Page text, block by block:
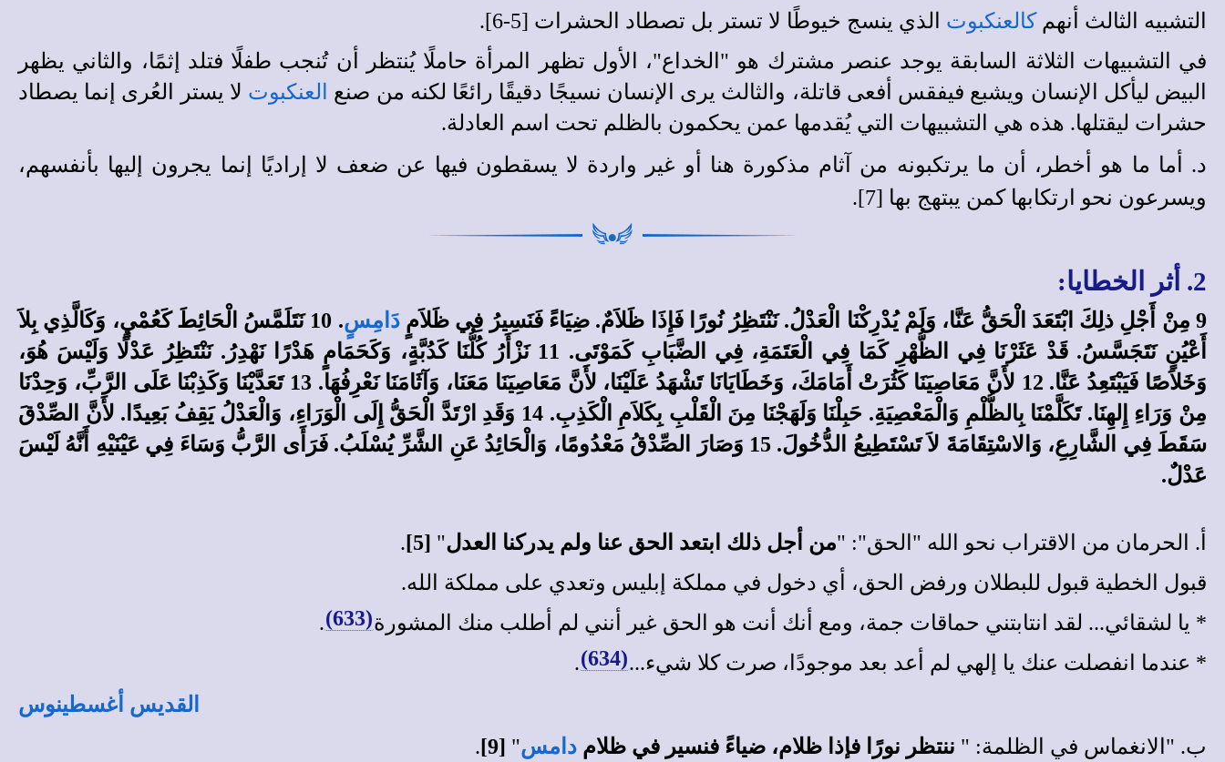
التشبيه الثالث أنهمكالعنكبوت الذي ينسج خيوطًا لا تستر بل تصطاد الحشرات [5-6].
في التشبيهات الثلاثة السابقة يوجد عنصر مشترك هو "الخداع"، الأول تظهر المرأة حاملًا يُنتظر أن تُنجب طفلًا فتلد إثمًا، والثاني يظهر
البيض ليأكل الإنسان ويشبع فيفقس أفعى قاتلة، والثالث يرى الإنسان نسيجًا دقيقًا رائعًا لكنه من صنع
العنكبوت لا يستر العُرى إنما يصطاد
حشرات ليقتلها. هذه هي التشبيهات التي يُقدمها عمن يحكمون بالظلم تحت اسم العادلة.
د. أما ما هو أخطر، أن ما يرتكبونه من آثام مذكورة هنا أو غير واردة لا يسقطون فيها عن ضعف لا إراديا إنما يجرون إليها بأنفسهم،
ويسرعون نحو ارتكابها كمن يبتهج بها [7].
2. أثر الخطايا:
9 مِنْ أَجْلِ ذلِكَ ابْتَعَدَ الْحَقُّ عَنَّا، وَلَمْ يُدْرِكْنَا الْعَدْلُ. نَنْتَظِرُ نُورًا فَإِذَا ظَلاَمٌ. ضِيَاءً فَنَسِيرُ فِي ظَلاَمٍ دَامِسٍ
. 10 نَتَلَمَّسُ الْحَائِطَ كَعُمْيٍ، وَكَالَّذِي بِلاَ
أَعْيُنٍ نَتَجَسَّسُ. قَدْ عَثَرْنَا فِي الظُّهْرِ كَمَا فِي الْعَتَمَةِ، فِي الضَّبَابِ كَمَوْتَى. 11 نَزْأَرُ كُلُّنَا كَدُبَّةٍ، وَكَحَمَامٍ هَدْرًا نَهْدِرُ. نَنْتَظِرُ عَدْلًا وَلَيْسَ هُوَ،
وَخَلاَصًا فَيَبْتَعِدُ عَنَّا. 12 لأَنَّ مَعَاصِيَنَا كَثُرَتْ أَمَامَكَ، وَخَطَايَانَا تَشْهَدُ عَلَيْنَا، لأَنَّ مَعَاصِيَنَا مَعَنَا، وَآثَامَنَا نَعْرِفُهَا. 13 تَعَدَّيْنَا وَكَذِبْنَا عَلَى الرَّبِّ، وَحِدْنَا
مِنْ وَرَاءِ إِلهِنَا. تَكَلَّمْنَا بِالظُّلْمِ وَالْمَعْصِيَةِ. حَبِلْنَا وَلَهَجْنَا مِنَ الْقَلْبِ بِكَلاَمِ الْكَذِبِ. 14 وَقَدِ ارْتَدَّ الْحَقُّ إِلَى الْوَرَاءِ، وَالْعَدْلُ يَقِفُ بَعِيدًا. لأَنَّ الصِّدْقَ
سَقَطَ فِي الشَّارِعِ، وَالاسْتِقَامَةَ لاَ تَسْتَطِيعُ الدُّخُولَ. 15 وَصَارَ الصِّدْقُ مَعْدُومًا، وَالْحَائِدُ عَنِ الشَّرِّ يُسْلَبُ. فَرَأَى الرَّبُّ وَسَاءَ فِي عَيْنَيْهِ أَنَّهُ لَيْسَ
عَدْلٌ.
أ. الحرمان من الاقتراب نحو الله "الحق": "من أجل ذلك ابتعد الحق عنا ولم يدركنا العدل"
[5]
.
قبول الخطية قبول للبطلان ورفض الحق، أي دخول في مملكة إبليس وتعدي على مملكة الله.
* يا لشقائي... لقد انتابتني حماقات جمة، ومع أنك أنت هو الحق غير أنني لم أطلب منك المشورة(633)
.
* عندما انفصلت عنك يا إلهي لم أعد بعد موجودًا، صرت كلا شيء...(634)
.
القديس أغسطينوس
ب. "الانغماس في الظلمة: " ننتظر نورًا فإذا ظلام، ضياءً فنسير في ظلام دامس"
[9]
.